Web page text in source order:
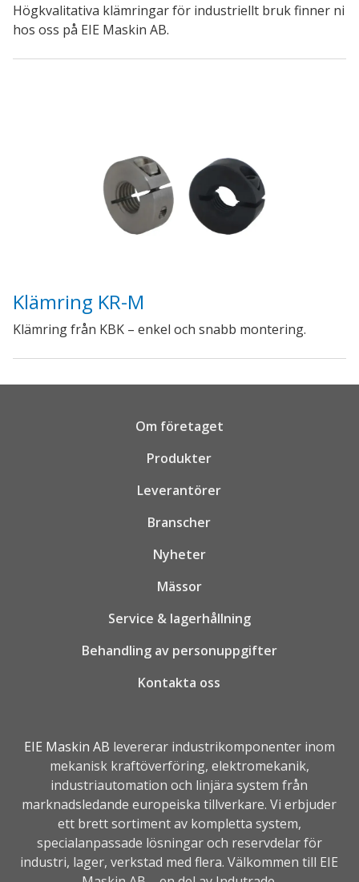
Högkvalitativa klämringar för industriellt bruk finner ni
hos oss på EIE Maskin AB.
Klämring KR-M
Klämring från KBK – enkel och snabb montering.
Om företaget
Produkter
Leverantörer
Branscher
Nyheter
Mässor
Service & lagerhållning
Behandling av personuppgifter
Kontakta oss
EIE Maskin AB levererar industrikomponenter inom
mekanisk kraftöverföring, elektromekanik,
industriautomation och linjära system från
marknadsledande europeiska tillverkare. Vi erbjuder
ett brett sortiment av kompletta system,
specialanpassade lösningar och reservdelar för
industri, lager, verkstad med flera. Välkommen till EIE